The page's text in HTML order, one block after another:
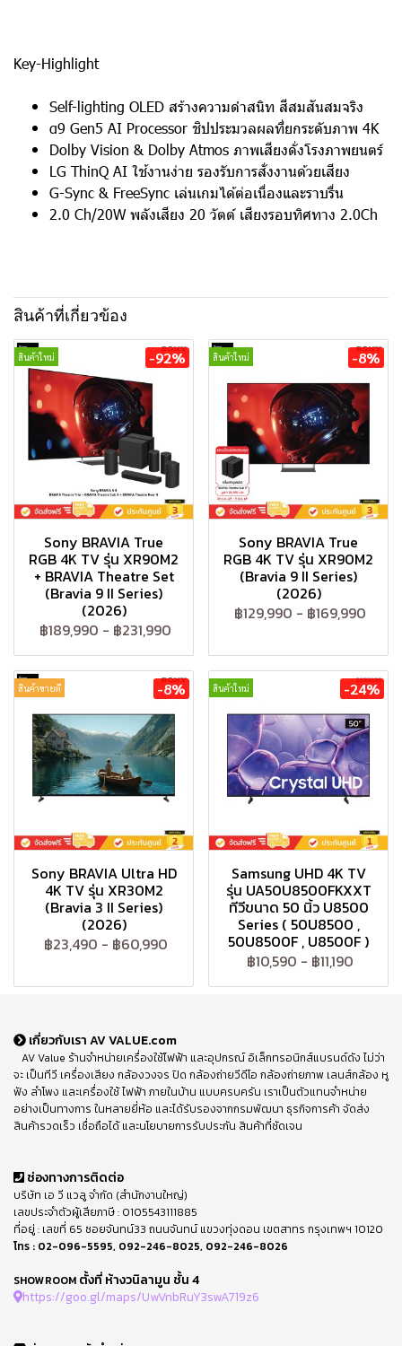
Key-Highlight
Self-lighting OLED สร้างความดำสนิท สีสมสันสมจริง
α9 Gen5 AI Processor ชิปประมวลผลที่ยกระดับภาพ 4K
Dolby Vision & Dolby Atmos ภาพเสียงดั่งโรงภาพยนตร์
LG ThinQ AI ใช้งานง่าย รองรับการสั่งงานด้วยเสียง
G-Sync & FreeSync เล่นเกมได้ต่อเนื่องและราบรื่น
2.0 Ch/20W พลังเสียง 20 วัตต์ เสียงรอบทิศทาง 2.0Ch
สินค้าที่เกี่ยวข้อง
สินค้าใหม่ -92%
Sony BRAVIA True
RGB 4K TV รุ่น XR90M2
+ BRAVIA Theatre Set
(Bravia 9 II Series)
(2026)
฿189,990 - ฿231,990
สินค้าใหม่ -8%
Sony BRAVIA True
RGB 4K TV รุ่น XR90M2
(Bravia 9 II Series)
(2026)
฿129,990 - ฿169,990
สินค้าขายดี -8%
Sony BRAVIA Ultra HD
4K TV รุ่น XR30M2
(Bravia 3 II Series)
(2026)
฿23,490 - ฿60,990
สินค้าใหม่ -24%
Samsung UHD 4K TV
รุ่น UA50U8500FKXXT
ทีวีขนาด 50 นิ้ว U8500
Series ( 50U8500 ,
50U8500F , U8500F )
฿10,590 - ฿11,190
เกี่ยวกับเรา AV VALUE.com
AV Value ร้านจำหน่ายเครื่องใช้ไฟฟ้า และอุปกรณ์ อิเล็กทรอนิกส์แบรนด์ดัง ไม่ว่า
จะ เป็นทีวี เครื่องเสียง กล้องวงจร ปิด กล้องถ่ายวีดีโอ กล้องถ่ายภาพ เลนส์กล้อง หู
ฟัง ลำโพง และเครื่องใช้ ไฟฟ้า ภายในบ้าน แบบครบครัน เราเป็นตัวแทนจำหน่าย
อย่างเป็นทางการ ในหลายยี่ห้อ และได้รับรองจากกรมพัฒนา ธุรกิจการค้า จัดส่ง
สินค้ารวดเร็ว เชื่อถือได้ และนโยบายการรับประกัน สินค้าที่ชัดเจน
ช่องทางการติดต่อ
บริษัท เอ วี แวลู จำกัด (สำนักงานใหญ่)
เลขประจำตัวผู้เสียภาษี : 0105543111885
ที่อยู่ : เลขที่ 65 ซอยจันทน์33 ถนนจันทน์ แขวงทุ่งดอน เขตสาทร กรุงเทพฯ 10120
โทร : 02-096-5595, 092-246-8025, 092-246-8026
SHOWROOM ตั้งที่ ห้างวนิลามูน ชั้น 4
https://goo.gl/maps/UwVnbRuY3swA719z6